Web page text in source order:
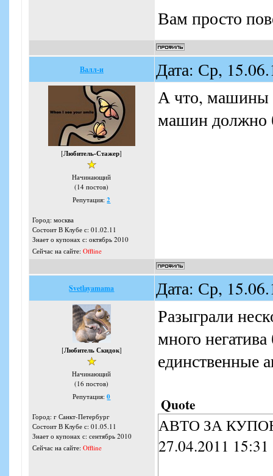
Вам просто
Валл-и Дата: Ср,
[Любитель-Стажер]
Начинающий
(14 постов)
Репутация:2
Город: москва
Состоит В Клубе с: 01.02.11
Знает о купонах с: октябрь 2010
Сейчас на сайте: Offline
А что, машины
машин должно
Svetlayamama Дата: Ср,
[Любитель Скидок]
Начинающий
(16 постов)
Репутация:0
Город: г Санкт-Петербург
Состоит В Клубе с: 01.05.11
Знает о купонах с: сентябрь 2010
Сейчас на сайте: Offline
Разыграли
много
единственные
Quote
АВТО ЗА
27.04.2011 15:31